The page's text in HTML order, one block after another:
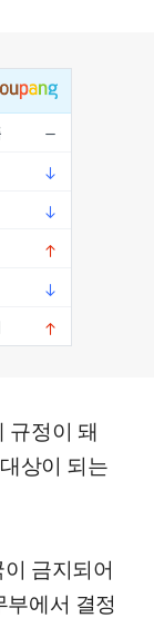
규정이 돼
상이 되는
금지되어
에서 결정